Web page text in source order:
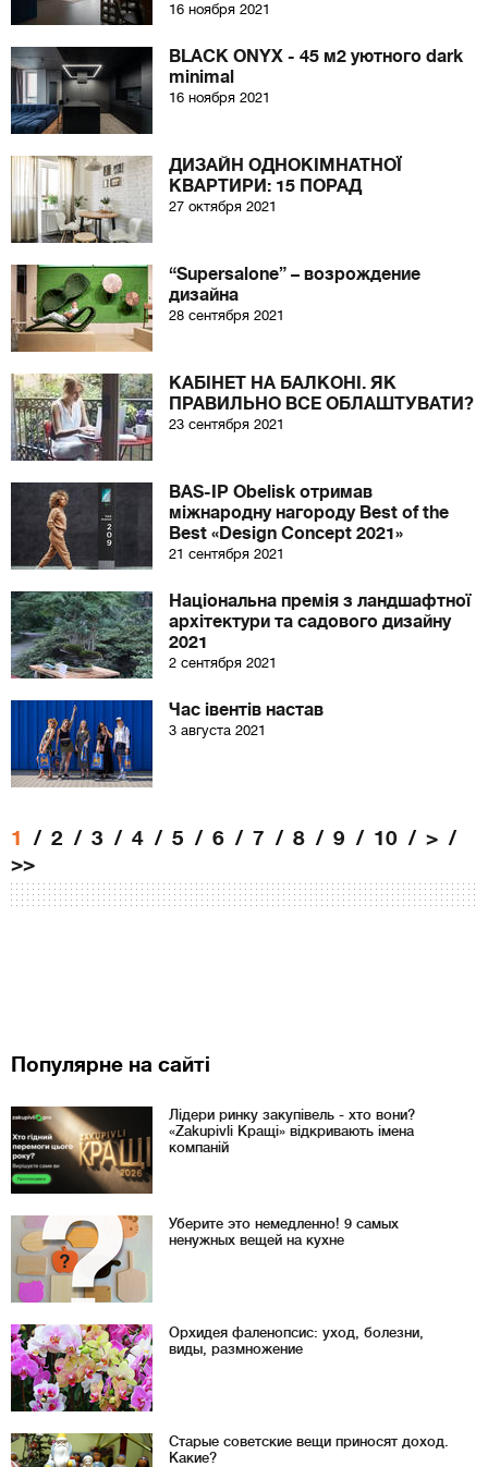
16 ноября 2021
BLACK ONYX - 45 м2 уютного dark
minimal
16 ноября 2021
ДИЗАЙН ОДНОКІМНАТНОЇ
КВАРТИРИ: 15 ПОРАД
27 октября 2021
“Supersalone” – возрождение
дизайна
28 сентября 2021
КАБІНЕТ НА БАЛКОНІ. ЯК
ПРАВИЛЬНО ВСЕ ОБЛАШТУВАТИ?
23 сентября 2021
BAS-IP Obelisk отримав
міжнародну нагороду Best of the
Best «Design Concept 2021»
21 сентября 2021
Національна премія з ландшафтної
архітектури та садового дизайну
2021
2 сентября 2021
Час івентів настав
3 августа 2021
1 2 3 4 5 6 7 8 9 10
>
>>
Популярне на сайті
Лідери ринку закупівель - хто вони?
«Zakupivli Кращі» відкривають імена
компаній
Уберите это немедленно! 9 самых
ненужных вещей на кухне
Орхидея фаленопсис: уход, болезни,
виды, размножение
Старые советские вещи приносят доход.
Какие?